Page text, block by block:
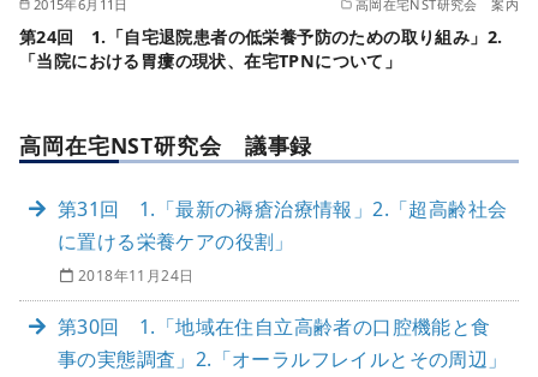
2015年6月11日 高岡在宅NST研究会 案内
第24回 1.「自宅退院患者の低栄養予防のための取り組み」2.
「当院における胃瘻の現状、在宅TPNについて」
高岡在宅NST研究会 議事録
第31回 1.「最新の褥瘡治療情報」2.「超高齢社会
に置ける栄養ケアの役割」
2018年11月24日
第30回 1.「地域在住自立高齢者の口腔機能と食
事の実態調査」2.「オーラルフレイルとその周辺」